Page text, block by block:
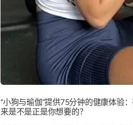
“小狗与瑜伽”提供75分钟的健康体验
来是不是正是你想要的？